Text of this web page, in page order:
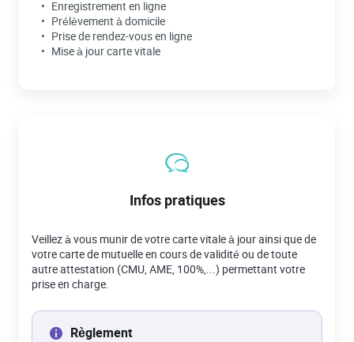
Enregistrement en ligne
Prélèvement à domicile
Prise de rendez-vous en ligne
Mise à jour carte vitale
Infos pratiques
Veillez à vous munir de votre carte vitale à jour ainsi que de
votre carte de mutuelle en cours de validité ou de toute
autre attestation (CMU, AME, 100%,...) permettant votre
prise en charge.
Règlement